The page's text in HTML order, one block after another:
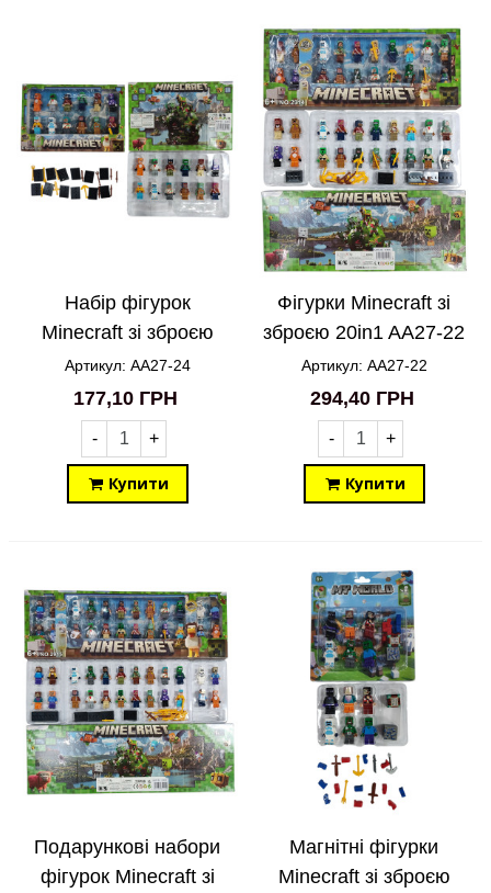
Набір фігурок
Minecraft зі зброєю
12in1 AA27-24
Артикул: AA27-24
177,10 ГРН
- +
Купити
Фігурки Minecraft зі
зброєю 20in1 AA27-22
Артикул: AA27-22
294,40 ГРН
- +
Купити
Подарункові набори
фігурок Minecraft зі
Магнітні фігурки
Minecraft зі зброєю